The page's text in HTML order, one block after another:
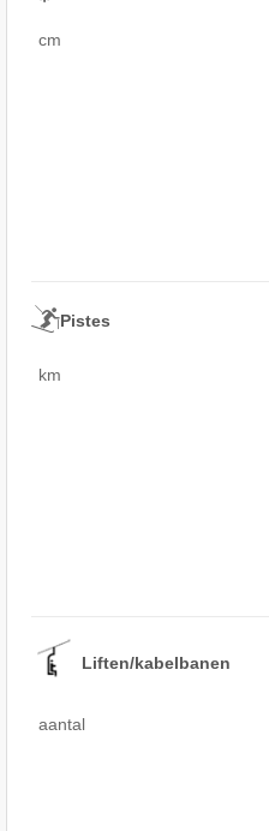
cm
Pistes
km
Liften/kabelbanen
aantal